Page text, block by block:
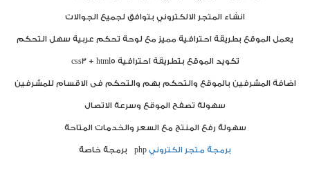
انشاء المتجر الالكتروني بتوافق لجميع الجوالات
يعمل الموقع بطريقة احترافية مميز مع لوحة تحكم عربية سهل التحكم
تكويد الموقع بتطريقة احترافية css3 + html5
اضافة المشرفين بالموقع والتحكم بهم والتحكم فى الاقسام للمشرفين
سهولة تصفح الموقع وسرعة الاتصال
سهولة رفع المنتج مع السعر والخدمات المتاحة
برمجة متجر الكتروني